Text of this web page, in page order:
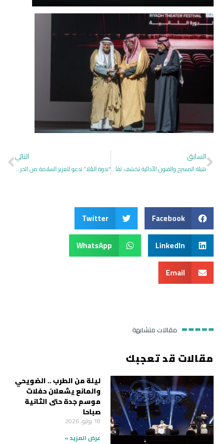
السابق
هيئة المسرح والفنون الأدائية تكشف تفاصيل الدورة الثانية من مهرجان الرياض للمسرح
التالي
“ندوة العُلا” تدعو لتعزيز السلامة من الحرائق في المواقع التراثية
Facebook
Twitter
LinkedIn
WhatsApp
Email
مقالات متشابهة
مقالات قد تعجبك
ليلة من الطرب .. الضويحي
والمانع يشعلان حفلات
موسم جدة حتى الثانية
صباحا
18 يوليو، 2026
عرض المزيد »